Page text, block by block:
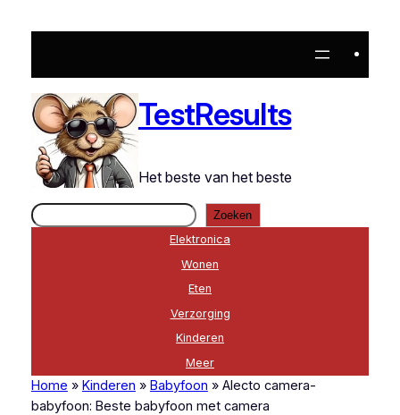
naar
inhoud
TestResults
Het beste van het beste
Zoeken
Zoeken
Elektronica
Wonen
Eten
Verzorging
Kinderen
Meer
Home » Kinderen » Babyfoon »Alecto camera-
babyfoon: Beste babyfoon met camera